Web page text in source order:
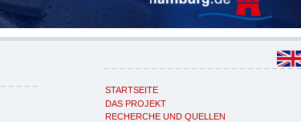
STARTSEITE
DAS PROJEKT
RECHERCHE UND QUELLEN